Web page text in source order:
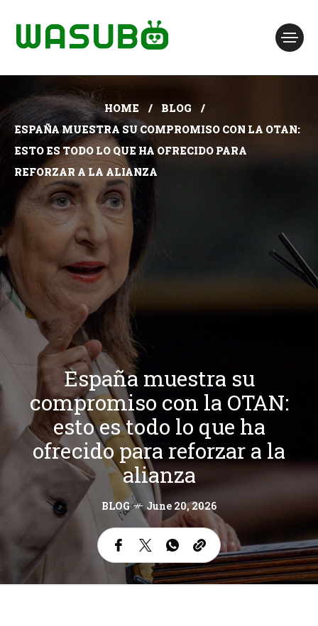
HOME
BLOG
ESPAÑA MUESTRA SU COMPROMISO CON LA OTAN:
ESTO ES TODO LO QUE HA OFRECIDO PARA
REFORZAR A LA ALIANZA
España muestra su
compromiso con la OTAN:
esto es todo lo que ha
ofrecido para reforzar a la
alianza
BLOG June 20, 2026